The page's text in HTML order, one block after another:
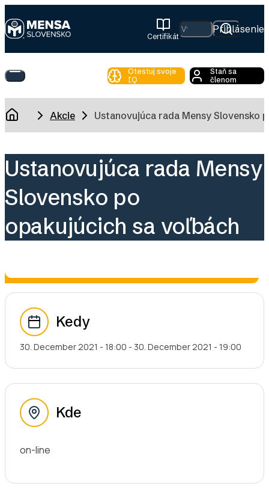
to
main
content
Certifikát
Hľadať Prihlásenie
Toggle
Otestuj svoje
IQ
Staň sa
členom
BreadcrumbAkcie Ustanovujúca rada Mensy Slovensko
Ustanovujúca rada Mensy
Slovensko po
opakujúcich sa voľbách
Kedy
30. December 2021 - 18:00 - 30. December 2021 - 19:00
Kde
on-line